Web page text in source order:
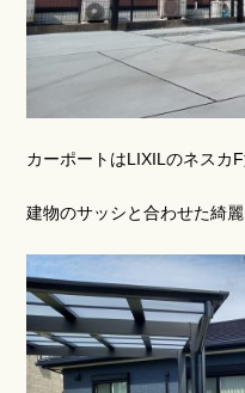
カーポートはLIXILのネスカ
建物のサッシと合わせた綺